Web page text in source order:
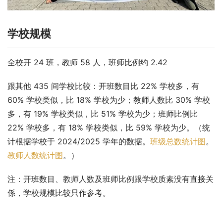
学校规模
全校开 24 班，教师 58 人，班师比例约 2.42
跟其他 435 间学校比较：开班数目比 22% 学校多，有
60% 学校类似，比 18% 学校为少；教师人数比 30% 学校
多，有 19% 学校类似，比 51% 学校为少；班师比例比
22% 学校多，有 18% 学校类似，比 59% 学校为少。（统
计根据学校于 2024/2025 学年的数据。 班级总数统计图。
教师人数统计图。）
注：开班数目、教师人数及班师比例跟学校质素没有直接关
係，学校规模比较只作参考。